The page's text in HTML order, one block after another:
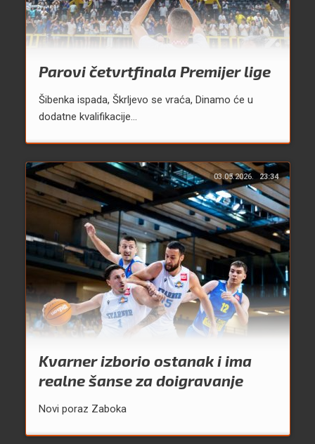
Parovi četvrtfinala Premijer lige
Šibenka ispada, Škrljevo se vraća, Dinamo će u
dodatne kvalifikacije...
03.05.2026. 23:34
Kvarner izborio ostanak i ima
realne šanse za doigravanje
Novi poraz Zaboka